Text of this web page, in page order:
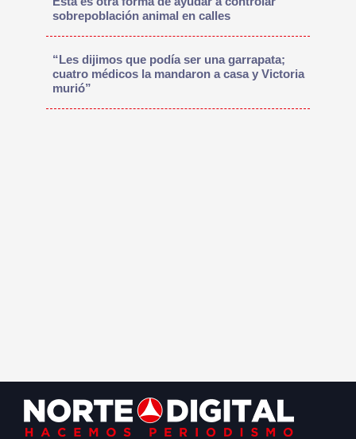
sobrepoblación animal en calles
“Les dijimos que podía ser una garrapata;
cuatro médicos la mandaron a casa y Victoria
murió”
Footer